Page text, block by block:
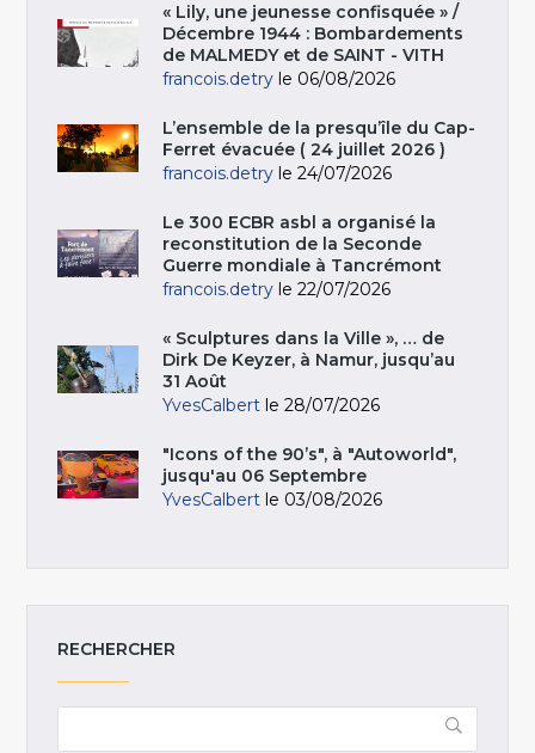
« Lily, une jeunesse confisquée » /
Décembre 1944 : Bombardements
de MALMEDY et de SAINT - VITH
francois.detry le 06/08/2026
L’ensemble de la presqu’île du Cap-
Ferret évacuée ( 24 juillet 2026 )
francois.detry le 24/07/2026
Le 300 ECBR asbl a organisé la
reconstitution de la Seconde
Guerre mondiale à Tancrémont
francois.detry le 22/07/2026
« Sculptures dans la Ville », … de
Dirk De Keyzer, à Namur, jusqu’au
31 Août
YvesCalbert le 28/07/2026
"Icons of the 90’s", à "Autoworld",
jusqu'au 06 Septembre
YvesCalbert le 03/08/2026
RECHERCHER